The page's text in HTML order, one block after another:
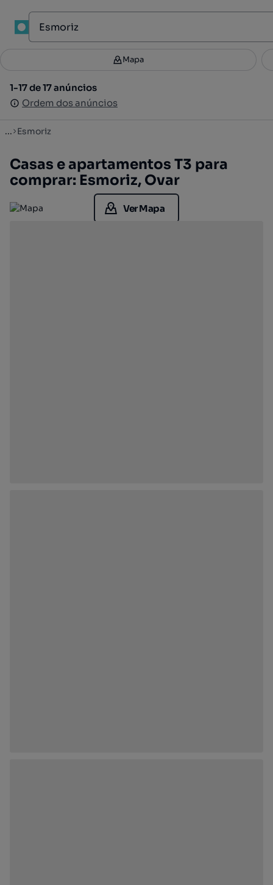
Filtros 2
1-17 de 17 anúncios
Ordem dos anúncios
Mapa
1-17 de 17 anúncios
Ordem dos anúncios
... Esmoriz
Casas e apartamentos T3 para
comprar: Esmoriz, Ovar
Ver Mapa